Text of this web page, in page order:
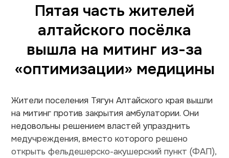
Пятая часть жителей
алтайского посёлка
вышла на митинг из-за
«оптимизации» медицины
Жители поселения Тягун Алтайского края вышли
на митинг против закрытия амбулатории. Они
недовольны решением властей упразднить
медучреждения, вместо которого решено
открыть фельдешерско-акушерский пункт (ФАП),